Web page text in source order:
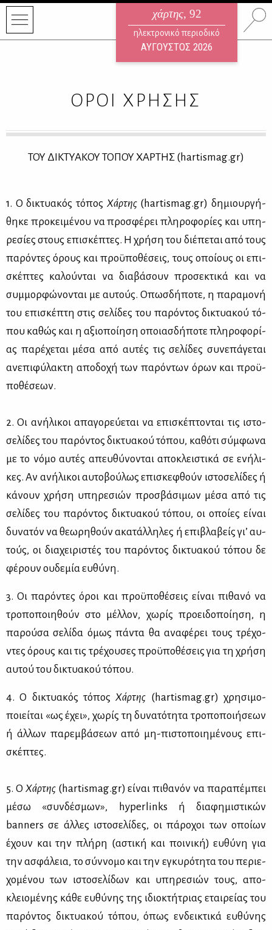
χάρτης, 92
ηλεκτρονικό περιοδικό
ΑΥΓΟΥΣΤΟΣ 2026
ΟΡΟΙ ΧΡΗΣΗΣ
ΤΟΥ ΔΙ­ΚΤΥΑ­ΚΟΥ ΤΟ­ΠΟΥ XAPTHΣ (hartismag.gr)
1. Ο δι­κτυα­κός τό­πος Χάρ­της(hartismag.gr) δη­μιουρ­γή­
θη­κε προ­κει­μέ­νου να προ­σφέ­ρει πλη­ρο­φο­ρί­ες και υπη­
ρε­σί­ες στους επι­σκέ­πτες. Η χρή­ση του διέ­πε­ται από τους
πα­ρό­ντες όρους και προ­ϋ­πο­θέ­σεις, τους οποί­ους οι επι­
σκέ­πτες κα­λού­νται να δια­βά­σουν προ­σε­κτι­κά και να
συμ­μορ­φώ­νο­νται με αυ­τούς. Οπωσ­δή­πο­τε, η πα­ρα­μο­νή
του επι­σκέ­πτη στις σε­λί­δες του πα­ρό­ντος δι­κτυα­κού τό­
που κα­θώς και η αξιο­ποί­η­ση οποιασ­δή­πο­τε πλη­ρο­φο­ρί­
ας πα­ρέ­χε­ται μέ­σα από αυ­τές τις σε­λί­δες συ­νε­πά­γε­ται
ανε­πι­φύ­λα­κτη απο­δο­χή των πα­ρό­ντων όρων και προ­ϋ­
πο­θέ­σε­ων.
2. Οι ανή­λι­κοι απα­γο­ρεύ­ε­ται να επι­σκέ­πτο­νται τις ιστο­
σε­λί­δες του πα­ρό­ντος δι­κτυα­κού τό­που, κα­θό­τι σύμ­φω­να
με το νό­μο αυ­τές απευ­θύ­νο­νται απο­κλει­στι­κά σε ενή­λι­
κες. Αν ανή­λι­κοι αυ­το­βού­λως επι­σκε­φθούν ιστο­σε­λί­δες ή
κά­νουν χρή­ση υπη­ρε­σιών προ­σβά­σι­μων μέ­σα από τις
σε­λί­δες του πα­ρό­ντος δι­κτυα­κού τό­που, οι οποί­ες εί­ναι
δυ­να­τόν να θε­ω­ρη­θούν ακα­τάλ­λη­λες ή επι­βλα­βείς γι’ αυ­
τούς, οι δια­χει­ρι­στές του πα­ρό­ντος δι­κτυα­κού τό­που δε
φέ­ρουν ου­δε­μία ευ­θύ­νη.
3. Οι πα­ρό­ντες όροι και προ­ϋ­πο­θέ­σεις εί­ναι πι­θα­νό να
τρο­πο­ποι­η­θούν στο μέλ­λον, χω­ρίς προει­δο­ποί­η­ση, η
πα­ρού­σα σε­λί­δα όμως πά­ντα θα ανα­φέ­ρει τους τρέ­χο­
ντες όρους και τις τρέ­χου­σες προ­ϋ­πο­θέ­σεις για τη χρή­ση
αυ­τού του δι­κτυα­κού τό­που.
4. Ο δι­κτυα­κός τό­ποςΧάρ­της (hartismag.gr) χρη­σι­μο­
ποιεί­ται «ως έχει», χω­ρίς τη δυ­να­τό­τη­τα τρο­πο­ποι­ή­σε­ων
ή άλ­λων πα­ρεμ­βά­σε­ων από μη-πι­στο­ποι­η­μέ­νους επι­
σκέ­πτες.
5. Ο Χάρ­της(hartismag.gr) εί­ναι πι­θα­νόν να πα­ρα­πέ­μπει
μέ­σω «συν­δέ­σμων», hyperlinks ή δια­φη­μι­στι­κών
banners σε άλ­λες ιστο­σε­λί­δες, οι πά­ρο­χοι των οποί­ων
έχουν και την πλή­ρη (αστι­κή και ποι­νι­κή) ευ­θύ­νη για
την ασφά­λεια, το σύν­νο­μο και την εγκυ­ρό­τη­τα του πε­ριε­
χο­μέ­νου των ιστο­σε­λί­δων και υπη­ρε­σιών τους, απο­
κλειο­μέ­νης κά­θε ευ­θύ­νης της ιδιο­κτή­τριας εται­ρεί­ας του
πα­ρό­ντος δι­κτυα­κού τό­που, όπως εν­δει­κτι­κά ευ­θύ­νης